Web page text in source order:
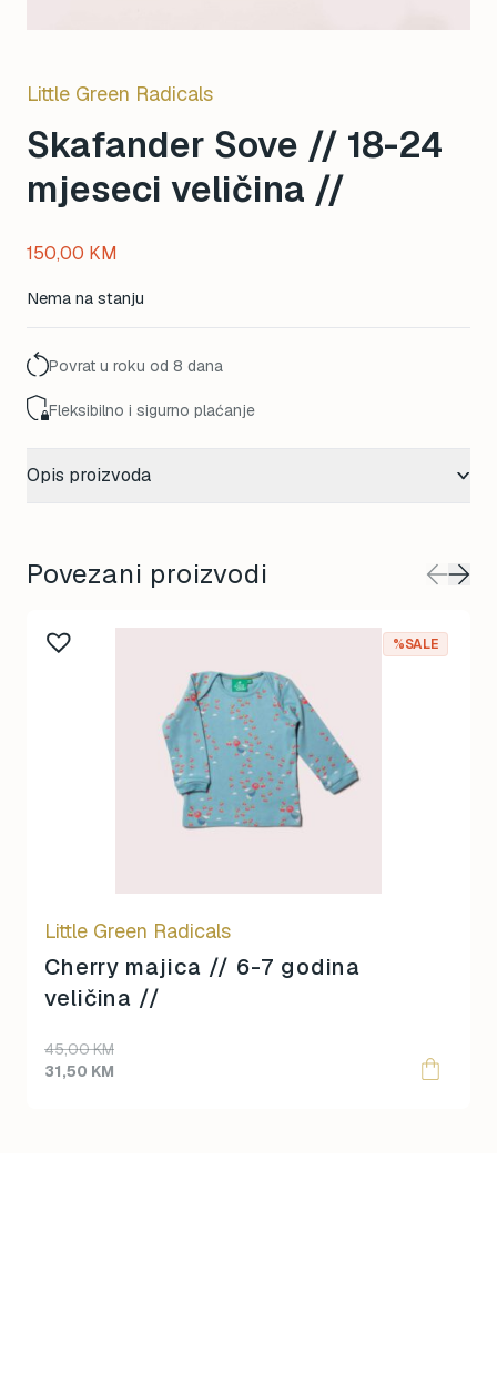
Little Green Radicals
Skafander Sove // 18-24
mjeseci veličina //
150,00 KM
Nema na stanju
Povrat u roku od 8 dana
Fleksibilno i sigurno plaćanje
Opis proizvoda
Povezani proizvodi
%SALE
Little Green Radicals
Cherry majica // 6-7 godina
veličina //
45,00KM
Original
price
31,50 KM
Current
price